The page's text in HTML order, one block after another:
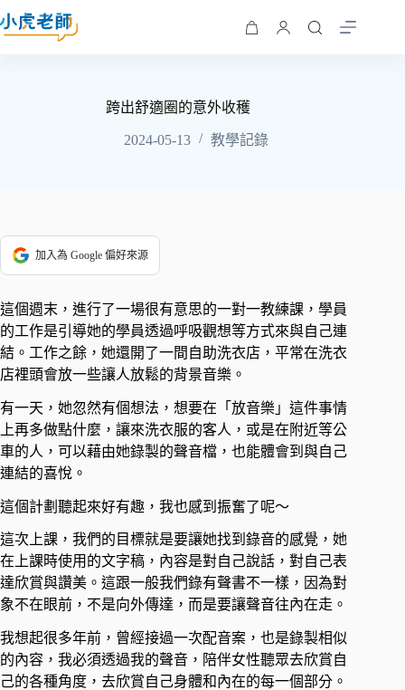
跨出舒適圈的意外收穫
2024-05-13 教學記錄
加入為 Google 偏好來源
這個週末，進行了一場很有意思的一對一教練課，學員
的工作是引導她的學員透過呼吸觀想等方式來與自己連
結。工作之餘，她還開了一間自助洗衣店，平常在洗衣
店裡頭會放一些讓人放鬆的背景音樂。 ​
有一天，她忽然有個想法，想要在「放音樂」這件事情
上再多做點什麼，讓來洗衣服的客人，或是在附近等公
車的人，可以藉由她錄製的聲音檔，也能體會到與自己
連結的喜悅。 ​
這個計劃聽起來好有趣，我也感到振奮了呢～ ​
這次上課，我們的目標就是要讓她找到錄音的感覺，她
在上課時使用的文字稿，內容是對自己說話，對自己表
達欣賞與讚美。這跟一般我們錄有聲書不一樣，因為對
象不在眼前，不是向外傳達，而是要讓聲音往內在走。 ​
我想起很多年前，曾經接過一次配音案，也是錄製相似
的內容，我必須透過我的聲音，陪伴女性聽眾去欣賞自
己的各種角度，去欣賞自己身體和內在的每一個部分。 ​